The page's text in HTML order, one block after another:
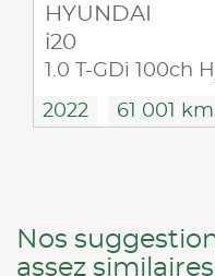
HYUNDAI
i20
1.0 T-GDi 100ch
2022 61 001 km
Nos
assez